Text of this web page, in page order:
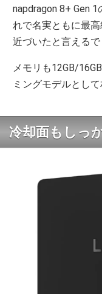
napdragon 8+ Gen
れで名実ともに最
近づいたと言えるで
メモリも12GB/
ミングモデルとし
冷却面もしっ